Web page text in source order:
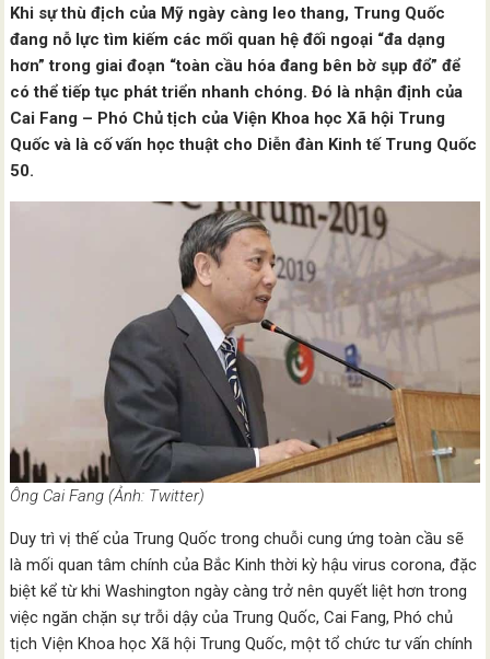
Khi sự thù địch của Mỹ ngày càng leo thang, Trung Quốc
đang nỗ lực tìm kiếm các mối quan hệ đối ngoại “đa dạng
hơn” trong giai đoạn “toàn cầu hóa đang bên bờ sụp đổ” để
có thể tiếp tục phát triển nhanh chóng. Đó là nhận định của
Cai Fang – Phó Chủ tịch của Viện Khoa học Xã hội Trung
Quốc và là cố vấn học thuật cho Diễn đàn Kinh tế Trung Quốc
50.
Ông Cai Fang (Ảnh: Twitter)
Duy trì vị thế của Trung Quốc trong chuỗi cung ứng toàn cầu sẽ
là mối quan tâm chính của Bắc Kinh thời kỳ hậu virus corona, đặc
biệt kể từ khi Washington ngày càng trở nên quyết liệt hơn trong
việc ngăn chặn sự trỗi dậy của Trung Quốc, Cai Fang, Phó chủ
tịch Viện Khoa học Xã hội Trung Quốc, một tổ chức tư vấn chính